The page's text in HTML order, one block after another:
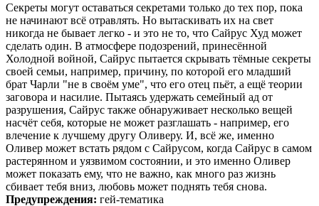
Секреты могут оставаться секретами только до тех пор, пока
не начинают всё отравлять. Но вытаскивать их на свет
никогда не бывает легко - и это не то, что Сайрус Худ может
сделать один. В атмосфере подозрений, принесённой
Холодной войной, Сайрус пытается скрывать тёмные секреты
своей семьи, например, причину, по которой его младший
брат Чарли "не в своём уме", что его отец пьёт, а ещё теории
заговора и насилие. Пытаясь удержать семейный ад от
разрушения, Сайрус также обнаруживает несколько вещей
насчёт себя, которые не может разглашать - например, его
влечение к лучшему другу Оливеру. И, всё же, именно
Оливер может встать рядом с Сайрусом, когда Сайрус в самом
растерянном и уязвимом состоянии, и это именно Оливер
может показать ему, что не важно, как много раз жизнь
сбивает тебя вниз, любовь может поднять тебя снова.
Предупреждения: гей-тематика